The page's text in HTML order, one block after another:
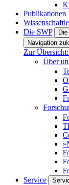
Publikationen
Die SWP
Navigation
Zur
Über
Service